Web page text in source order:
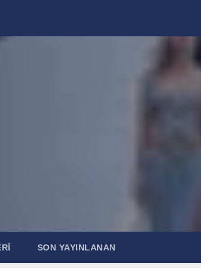
SON YAYINLANAN